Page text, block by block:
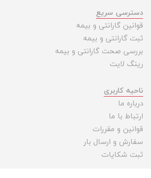
دسترسی سریع
قوانین گارانتی و بیمه
ثبت گارانتی و بیمه
بررسی صحت گارانتی و بیمه
رینگ لایت
ناحیه کاربری
درباره ما
ارتباط با ما
قوانین و مقررات
سفارش و ارسال بار
ثبت شکایات